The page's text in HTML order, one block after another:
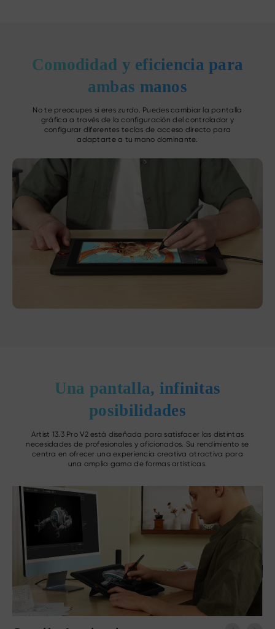
Comodidad y eficiencia para
ambas manos
No te preocupes si eres zurdo. Puedes cambiar la pantalla
gráfica a través de la configuración del controlador y
configurar diferentes teclas de acceso directo para
adaptarte a tu mano dominante.
Una pantalla, infinitas
posibilidades
Artist 13.3 Pro V2 está diseñada para satisfacer las distintas
necesidades de profesionales y aficionados. Su rendimiento se
centra en ofrecer una experiencia creativa atractiva para
una amplia gama de formas artísticas.